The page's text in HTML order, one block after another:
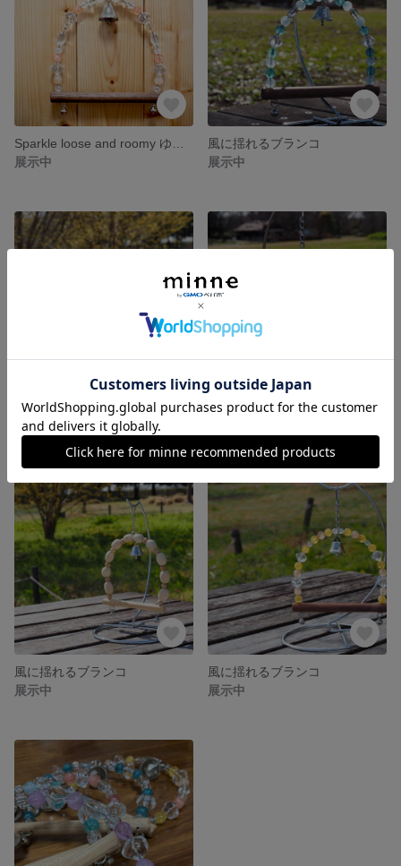
展示中
風に揺れるブランコ
展示中
風に揺れるブランコ
展示中
風に揺れるブランコ
風に揺れるブランコ
展示中
風に揺れるブランコ
展示中